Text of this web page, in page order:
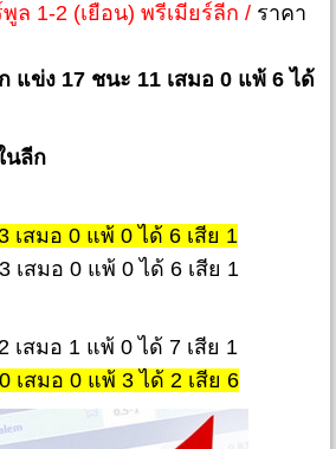
ล 1-2 (เยือน) พรีเมียร์ลีก / ราคา
แข่ง 17 ชนะ 11 เสมอ 0 แพ้ 6 ได้
นลีก
เสมอ 0 แพ้ 0 ได้ 6 เสีย 1
เสมอ 0 แพ้ 0 ได้ 6 เสีย 1
เสมอ 1 แพ้ 0 ได้ 7 เสีย 1
เสมอ 0 แพ้ 3 ได้ 2 เสีย 6